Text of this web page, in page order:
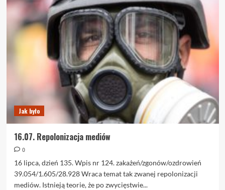
Jak było
16.07. Repolonizacja mediów
0
16 lipca, dzień 135. Wpis nr 124. zakażeń/zgonów/ozdrowień
39.054/1.605/28.928 Wraca temat tak zwanej repolonizacji
mediów. Istnieją teorie, że po zwycięstwie...